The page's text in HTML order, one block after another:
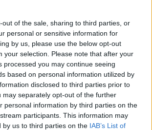
out of the sale, sharing to third parties, or
personal or sensitive information for
by us, please use the below opt-out
your selection. Please note that after your
processed you may continue seeing
based on personal information utilized by
disclosed to third parties prior to
may separately opt-out of the further
personal information by third parties on the
participants. This information may
by us to third parties on the IAB’s List of
documents médicaux
les ordonnances, comptes-
d’analyses dans un dossier dédié
Cela vous évitera de les
prochain rendez-vous.
à venir